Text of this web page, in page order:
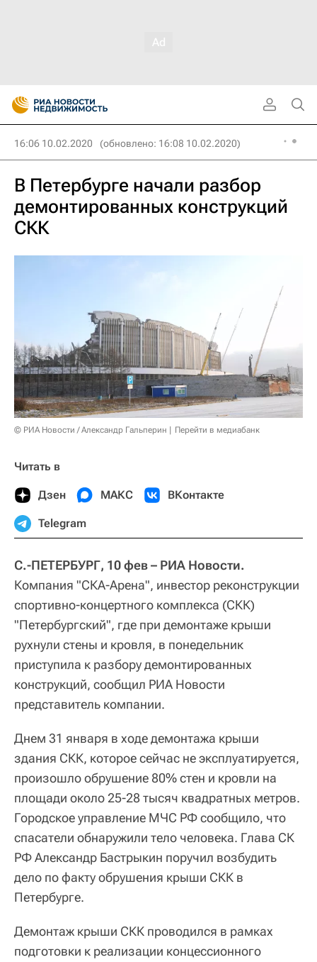
16:06 10.02.2020 (обновлено: 16:08 10.02.2020)
В Петербурге начали разбор
демонтированных конструкций
СКК
© РИА Новости / Александр Гальперин Перейти в медиабанк
Читать в
Дзен МАКС ВКонтакте
Telegram
С.-ПЕТЕРБУРГ, 10 фев – РИА Новости.
Компания "СКА-Арена", инвестор реконструкции
спортивно-концертного комплекса (СКК)
"Петербургский", где при демонтаже крыши
рухнули стены и кровля, в понедельник
приступила к разбору демонтированных
конструкций, сообщил РИА Новости
представитель компании.
Днем 31 января в ходе демонтажа крыши
здания СКК, которое сейчас не эксплуатируется,
произошло обрушение 80% стен и кровли на
площади около 25-28 тысяч квадратных метров.
Городское управление МЧС РФ сообщило, что
спасатели обнаружили тело человека. Глава СК
РФ Александр Бастрыкин поручил возбудить
дело по факту обрушения крыши СКК в
Петербурге.
Демонтаж крыши СКК проводился в рамках
подготовки к реализации концессионного